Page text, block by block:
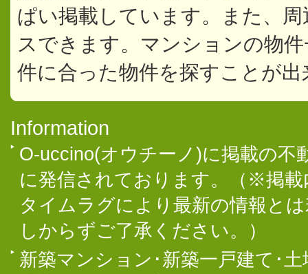
ぱい掲載しています。また、
スできます。マンションの物
件に合った物件を探すことが出
Information
O-uccino(オウチーノ)に掲載の不
に発信されております。（※掲
タイムラグにより最新の情報と
しからずご了承ください。）
新築マンション･新築一戸建て･